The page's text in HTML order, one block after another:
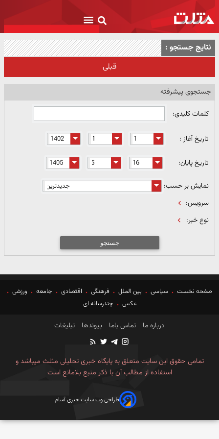
نتایج جستجو :
قبلی
جستجوی پیشرفته
کلمات کلیدی:
تاریخ آغاز :
تاریخ پایان:
نمایش بر حسب:
سرویس:
نوع خبر:
جستجو
صفحه نخست سیاسی بین الملل فرهنگی اقتصادی جامعه
ورزشی
عکس
چندرسانه ای
درباره ما تماس باما پیوندها تبلیغات
تمامی حقوق این سایت متعلق به پایگاه خبری تحلیلی مثلث میباشد و
استفاده از مطالب آن با ذکر منبع بلامانع است
طراحی وب سایت خبری آسام